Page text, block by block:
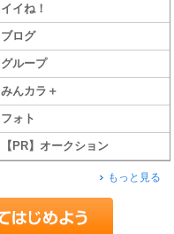
イイね！
ブログ
グループ
みんカラ＋
フォト
【PR】オークション
もっと見る